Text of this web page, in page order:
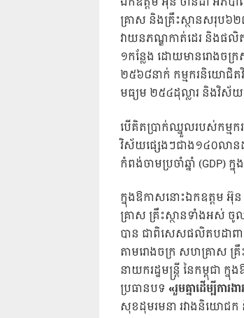
គ្រាស និងគ្រឹះស្ថានសរុប៦
វាយនភណ្ឌកាត់ដេរ និងផលិ
១កន្លែង ដោយមានរោងច
២៥៦៨នាក់ កម្មករនិយោជិ
មធ្យម ២៥៤ដុល្លារ និងវិស័
បើគិតប្រាក់ឈ្នួលរបស់កម្ម
វិស័យផ្សេងៗជាង១៤០លាន
កំពង់ចាមប្រចាំឆ្នាំ (GDP)
ក្នុងឱកាសនោះឯកឧត្តម អ៊ុ
គ្រាស គ្រឹះស្ថានទាំងអស់ ចូ
បាន ជាពិសេសផលិតបដាពា
តាមរោងចក្រ សហគ្រាស គ្
នាយករដ្ឋមន្រ្តី នៃកម្ពុជា
ប្រធានបទ «រួមគ្នាដើម្បីក
សុខដុមរមនា រវាងនិយោជ